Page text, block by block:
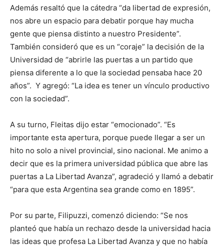
Además resaltó que la cátedra “da libertad de expresión,
nos abre un espacio para debatir porque hay mucha
gente que piensa distinto a nuestro Presidente”.
También consideró que es un “coraje” la decisión de la
Universidad de “abrirle las puertas a un partido que
piensa diferente a lo que la sociedad pensaba hace 20
años”. Y agregó: “La idea es tener un vínculo productivo
con la sociedad”.
A su turno, Fleitas dijo estar “emocionado”. “Es
importante esta apertura, porque puede llegar a ser un
hito no solo a nivel provincial, sino nacional. Me animo a
decir que es la primera universidad pública que abre las
puertas a La Libertad Avanza”, agradeció y llamó a debatir
“para que esta Argentina sea grande como en 1895”.
Por su parte, Filipuzzi, comenzó diciendo: “Se nos
planteó que había un rechazo desde la universidad hacia
las ideas que profesa La Libertad Avanza y que no había